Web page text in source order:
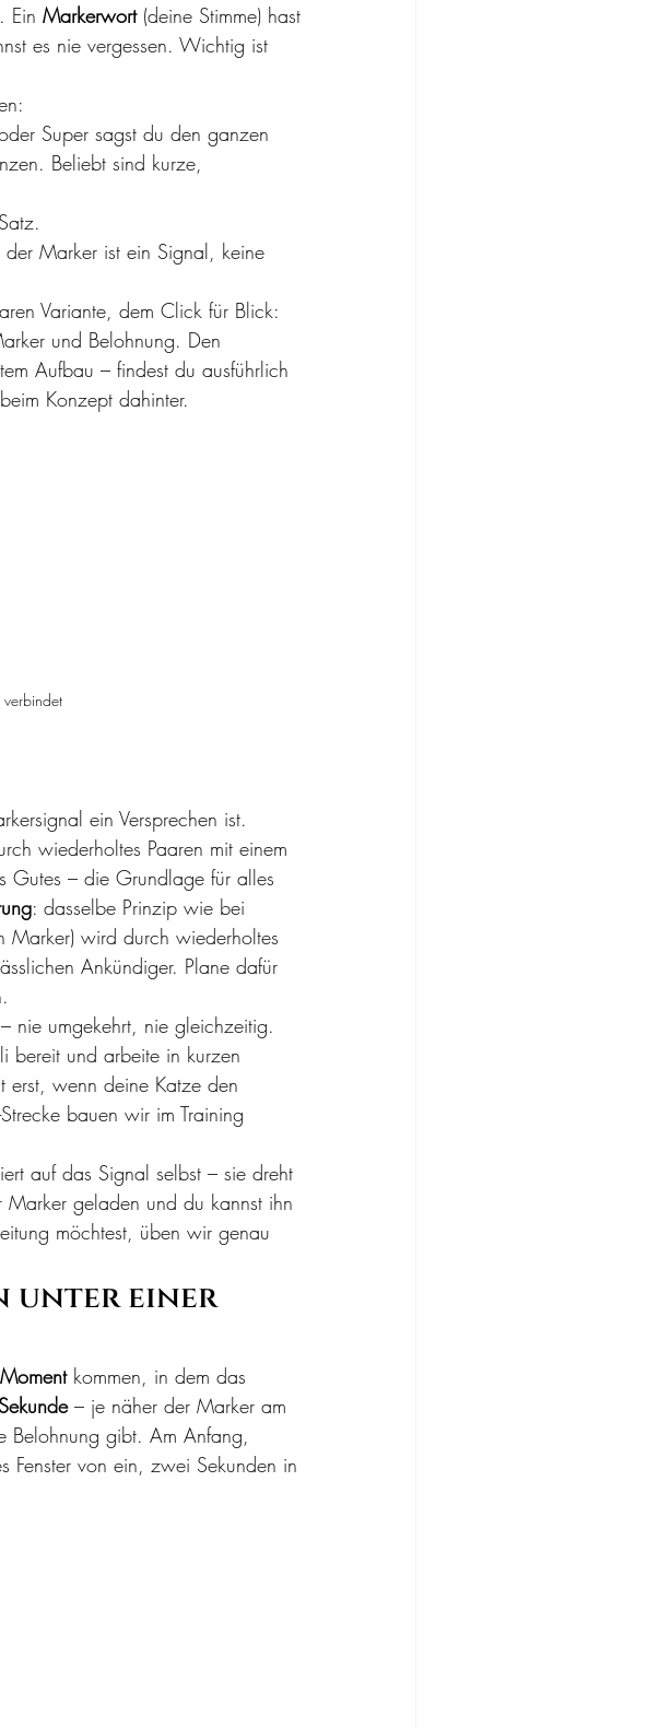
Ein Markerwort (deine Stimme) hast
es nie vergessen. Wichtig ist
Super sagst du den ganzen
Beliebt sind kurze,
der Marker ist ein Signal, keine
Variante, dem Click für Blick:
und Belohnung. Den
Aufbau – findest du ausführlich
Konzept dahinter.
ein Versprechen ist.
wiederholtes Paaren mit einem
Gutes – die Grundlage für alles
: dasselbe Prinzip wie bei
Marker) wird durch wiederholtes
Ankündiger. Plane dafür
– nie umgekehrt, nie gleichzeitig.
bereit und arbeite in kurzen
erst, wenn deine Katze den
bauen wir im Training
auf das Signal selbst – sie dreht
geladen und du kannst ihn
möchtest, üben wir genau
unter einer
kommen, in dem das
– je näher der Marker am
Belohnung gibt. Am Anfang,
Fenster von ein, zwei Sekunden in